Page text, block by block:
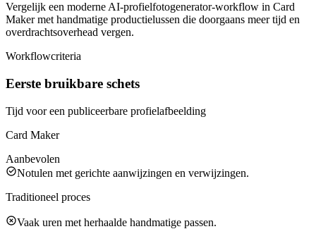
Vergelijk een moderne AI-profielfotogenerator-workflow in Card
Maker met handmatige productielussen die doorgaans meer tijd en
overdrachtsoverhead vergen.
Workflowcriteria
Eerste bruikbare schets
Tijd voor een publiceerbare profielafbeelding
Card Maker
Aanbevolen
Notulen met gerichte aanwijzingen en verwijzingen.
Traditioneel proces
Vaak uren met herhaalde handmatige passen.